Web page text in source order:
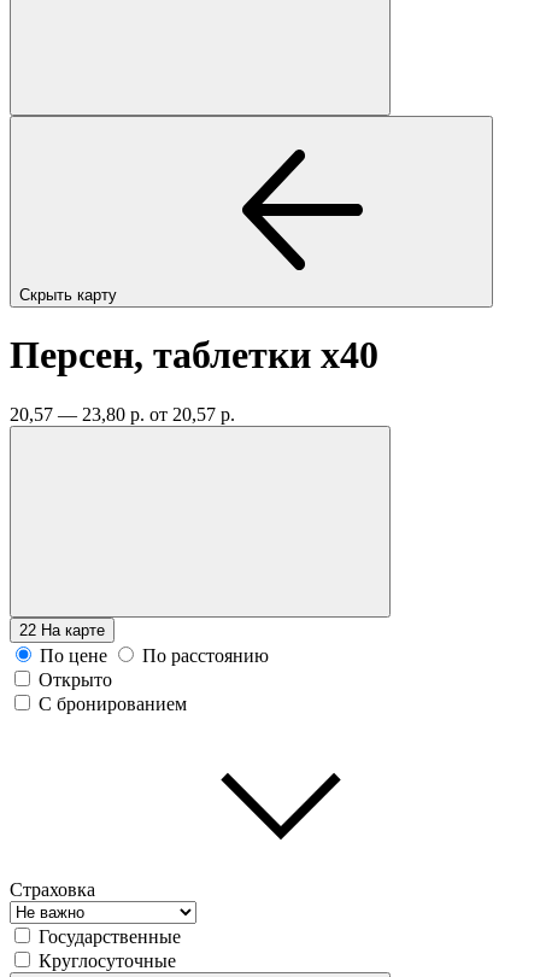
Скрыть карту
Персен, таблетки x40
20,57 — 23,80 р. от 20,57 р.
22 На карте
По цене
По расстоянию
Открыто
С бронированием
Страховка
Государственные
Круглосуточные